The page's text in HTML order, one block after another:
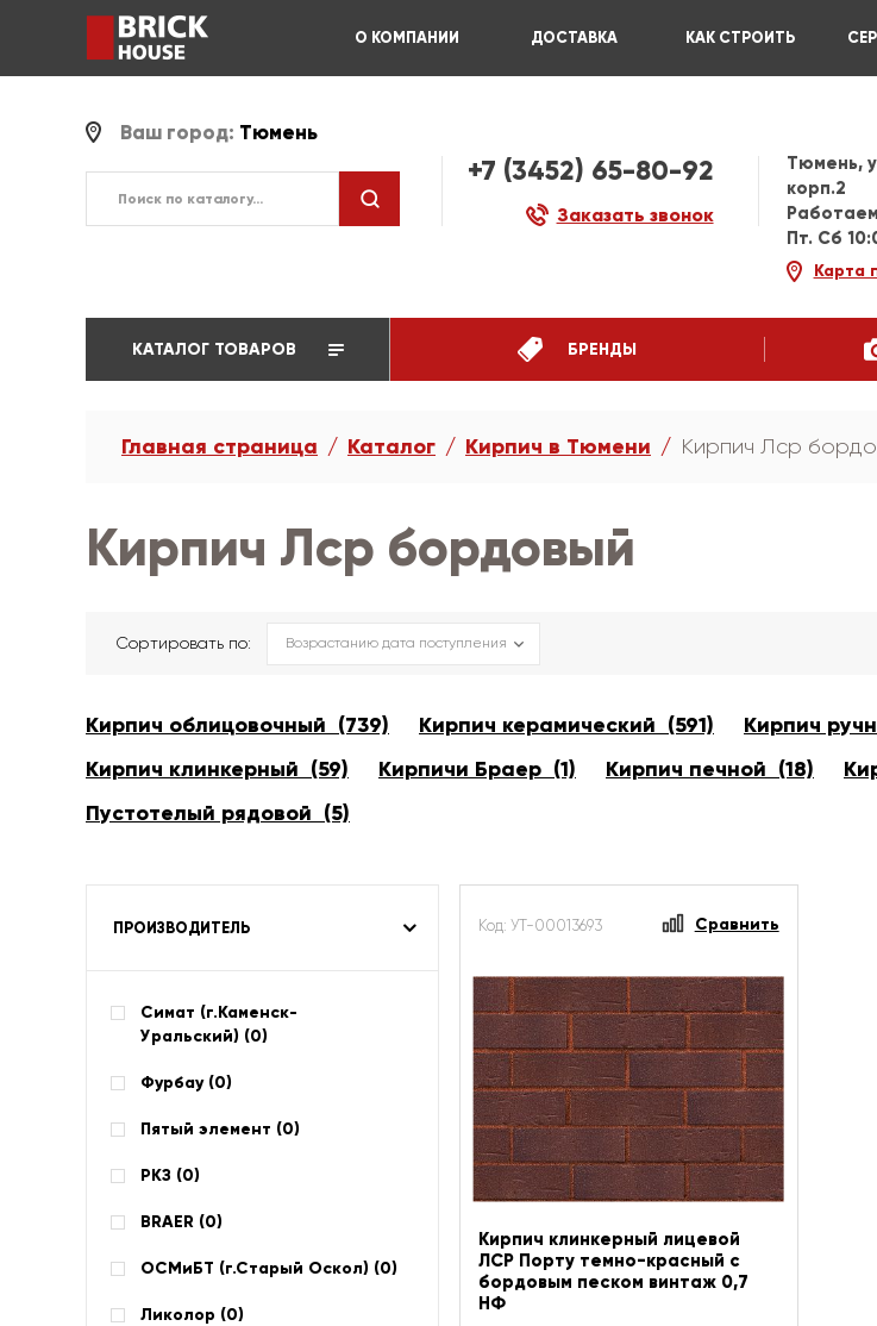
О КОМПАНИИ ДОСТАВКА КАК СТРОИТЬ
Ваш город: Тюмень
+7 (3452) 65-80-92
Заказать звонок
Тюмень,
корп.2
Пт. Сб
Карта
КАТАЛОГ ТОВАРОВ БРЕНДЫ
Главная страница Каталог Кирпич в Тюмени Кирпич Лср
Кирпич Лср бордовый
Сортировать по:
Кирпич облицовочный (739) Кирпич керамический (591) Кирпич
Кирпич клинкерный (59)
Кирпичи Браер (1) Кирпич печной (18)
Пустотелый рядовой (5)
ПРОИЗВОДИТЕЛЬ
Симат (г.Каменск-
Уральский) (0)
Фурбау (0)
Пятый элемент (0)
РКЗ (0)
BRAER (0)
ОСМиБТ (г.Старый Оскол) (0)
Ликолор (0)
Код: УТ-00013693 Сравнить
Кирпич клинкерный лицевой
ЛСР Порту темно-красный с
бордовым песком винтаж 0,7
НФ